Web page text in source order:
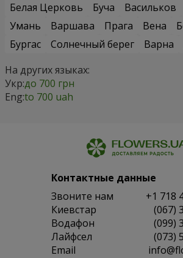
Белая Церковь
Буча Васильков
Умань
Варшава Прага Вена
Бургас
Солнечный берег Варна
На других языках:
Укр:до 700 грн
Eng:to 700 uah
Контактные данные
Звоните нам
+1 718
Киевстар
(067)
Водафон
(099)
Лайфсел
(073)
Email